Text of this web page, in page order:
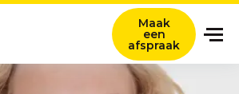
Maak
een
afspraak